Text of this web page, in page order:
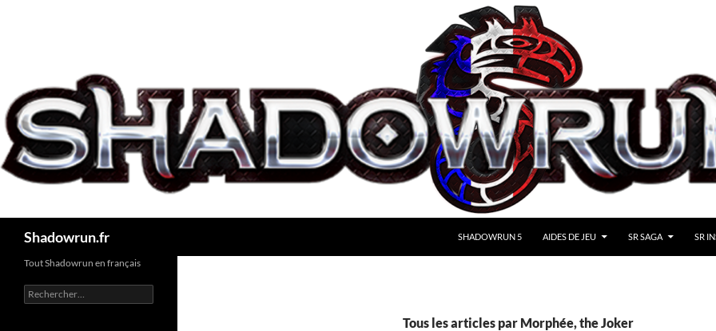
Shadowrun.fr SHADOWRUN 5 AIDES DE JEU SR SAGA SR
Tous les articles par Morphée, the Joker
Tout Shadowrun en français
Rechercher :